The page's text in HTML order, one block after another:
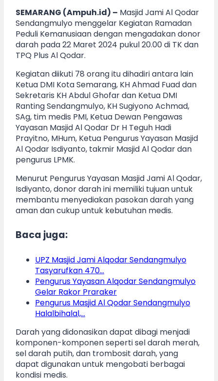
SEMARANG (Ampuh.id) – Masjid Jami Al Qodar
Sendangmulyo menggelar Kegiatan Ramadan
Peduli Kemanusiaan dengan mengadakan donor
darah pada 22 Maret 2024 pukul 20.00 di TK dan
TPQ Plus Al Qodar.
Kegiatan diikuti 78 orang itu dihadiri antara lain
Ketua DMI Kota Semarang, KH Ahmad Fuad dan
Sekretaris KH Abdul Ghofar dan Ketua DMI
Ranting Sendangmulyo, KH Sugiyono Achmad,
SAg, tim medis PMI, Ketua Dewan Pengawas
Yayasan Masjid Al Qodar Dr H Teguh Hadi
Prayitno, MHum, Ketua Pengurus Yayasan Masjid
Al Qodar Isdiyanto, takmir Masjid Al Qodar dan
pengurus LPMK.
Menurut Pengurus Yayasan Masjid Jami Al Qodar,
Isdiyanto, donor darah ini memiliki tujuan untuk
membantu menyediakan pasokan darah yang
aman dan cukup untuk kebutuhan medis.
Baca juga:
UPZ Masjid Jami Alqodar Sendangmulyo
Tasyarufkan 470…
Pengurus Yayasan Alqodar Sendangmulyo
Gelar Rakor Praraker
Pengurus Masjid Al Qodar Sendangmulyo
Halalbihalal,…
Darah yang didonasikan dapat dibagi menjadi
komponen-komponen seperti sel darah merah,
sel darah putih, dan trombosit darah, yang
dapat digunakan untuk mengobati berbagai
kondisi medis.